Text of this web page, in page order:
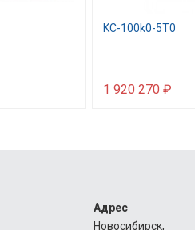
KC-100k0-5T0
1 920 270 ₽
Адрес
Новосибирск,